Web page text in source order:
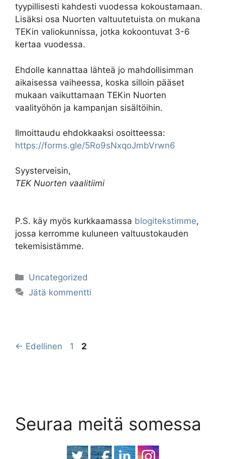
tyypillisesti kahdesti vuodessa kokoustamaan.
Lisäksi osa Nuorten valtuutetuista on mukana
TEKin valiokunnissa, jotka kokoontuvat 3-6
kertaa vuodessa.
Ehdolle kannattaa lähteä jo mahdollisimman
aikaisessa vaiheessa, koska silloin pääset
mukaan vaikuttamaan TEKin Nuorten
vaalityöhön ja kampanjan sisältöihin.
Ilmoittaudu ehdokkaaksi osoitteessa:
https://forms.gle/5Ro9sNxqoJmbVrwn6
Syysterveisin,
TEK Nuorten vaalitiimi
P.S. käy myös kurkkaamassa blogitekstimme,
jossa kerromme kuluneen valtuustokauden
tekemisistämme.
Kategoriat
Uncategorized
Jätä kommentti
← Edellinen Sivu
1 Sivu
2
Seuraa meitä somessa